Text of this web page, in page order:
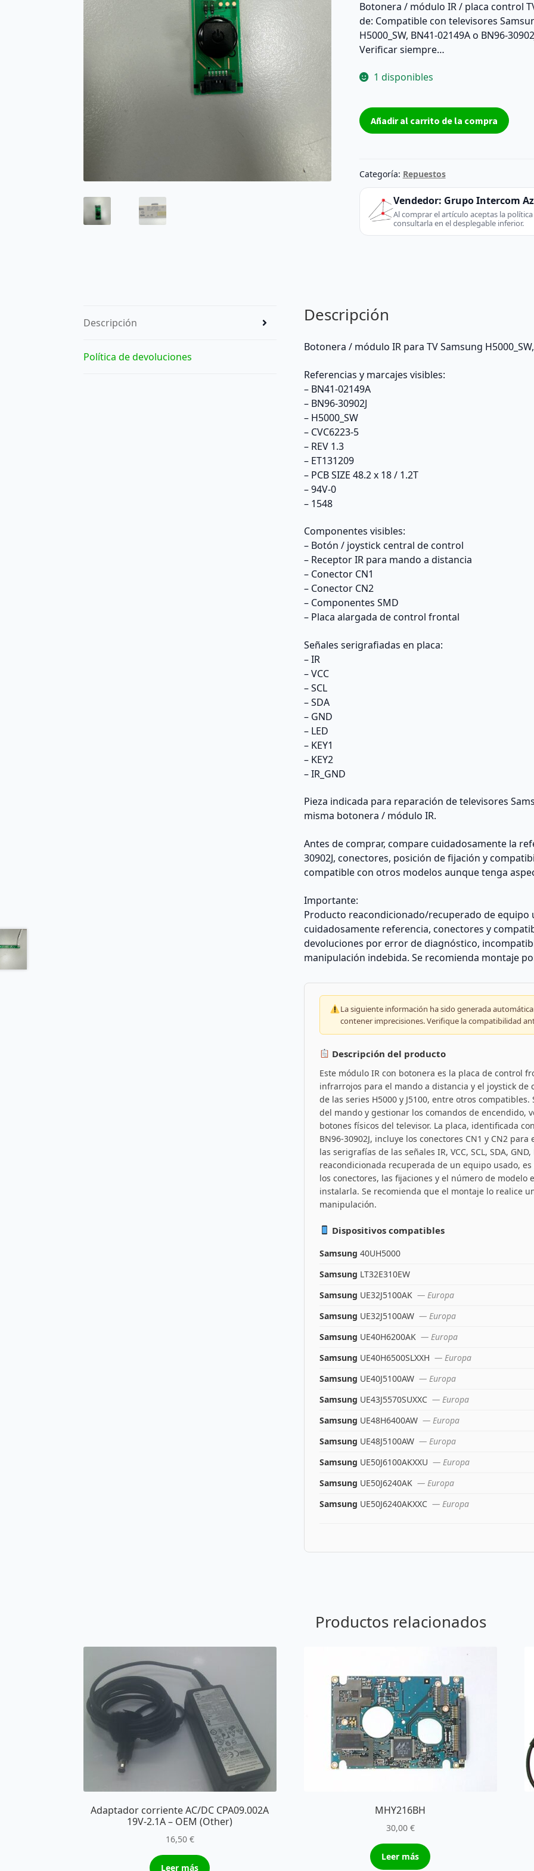
Botonera / módulo IR / placa control
de: Compatible con televisores
H5000_SW, BN41-02149A o BN96-
Verificar siempre…
1 disponibles
Botonera
módulo
Samsung
BN41-
02149A
Reacondicionada
Añadir al carrito de la compra
Categoría: Repuestos
Vendedor: Grupo Intercom
Al comprar el artículo aceptas la
consultarla en el desplegable inferior.
Descripción
Política de devoluciones
Descripción
Botonera / módulo IR para TV Samsung
Referencias y marcajes visibles:
– BN41-02149A
– BN96-30902J
– H5000_SW
– CVC6223-5
– REV 1.3
– ET131209
– PCB SIZE 48.2 x 18 / 1.2T
– 94V-0
– 1548
Componentes visibles:
– Botón / joystick central de control
– Receptor IR para mando a distancia
– Conector CN1
– Conector CN2
– Componentes SMD
– Placa alargada de control frontal
Señales serigrafiadas en placa:
– IR
– VCC
– SCL
– SDA
– GND
– LED
– KEY1
– KEY2
– IR_GND
Pieza indicada para reparación de televisores
misma botonera / módulo IR.
Antes de comprar, compare cuidadosamente la
30902J, conectores, posición de fijación y
compatible con otros modelos aunque tenga
Importante:
Producto reacondicionado/recuperado de equipo
cuidadosamente referencia, conectores y
devoluciones por error de diagnóstico,
manipulación indebida. Se recomienda montaje
La siguiente información ha sido generada
contener imprecisiones. Verifique la compatibilidad
Descripción del producto
Este módulo IR con botonera es la placa de control
infrarrojos para el mando a distancia y el joystick de
de las series H5000 y J5100, entre otros
del mando y gestionar los comandos de encendido,
botones físicos del televisor. La placa, identificada
BN96-30902J, incluye los conectores CN1 y CN2
las serigrafías de las señales IR, VCC, SCL, SDA,
reacondicionada recuperada de un equipo usado,
los conectores, las fijaciones y el número de modelo
instalarla. Se recomienda que el montaje lo realice
manipulación.
Dispositivos compatibles
Samsung 40UH5000
Samsung LT32E310EW
Samsung UE32J5100AK — Europa
Samsung UE32J5100AW — Europa
Samsung UE40H6200AK — Europa
Samsung UE40H6500SLXXH — Europa
Samsung UE40J5100AW — Europa
Samsung UE43J5570SUXXC — Europa
Samsung UE48H6400AW — Europa
Samsung UE48J5100AW — Europa
Samsung UE50J6100AKXXU — Europa
Samsung UE50J6240AK — Europa
Samsung UE50J6240AKXXC — Europa
Productos relacionados
Adaptador corriente AC/DC CPA09.002A
19V-2.1A – OEM (Other)
16,50 €
Leer más
MHY216BH
30,00 €
Leer más